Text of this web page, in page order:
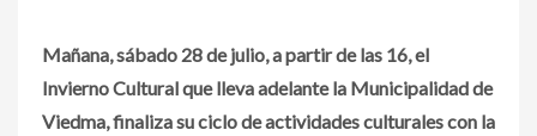
Mañana, sábado 28 de julio, a partir de las 16, el
Invierno Cultural que lleva adelante la Municipalidad de
Viedma, finaliza su ciclo de actividades culturales con la